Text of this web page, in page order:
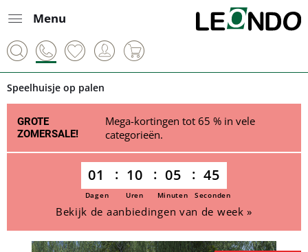
Menu
Speelhuisje op palen
GROTE
ZOMERSALE!
Mega-kortingen tot 65 % in vele
categorieën.
01 10 05 45
Dagen Uren Minuten Seconden
Bekijk de aanbiedingen van de week »